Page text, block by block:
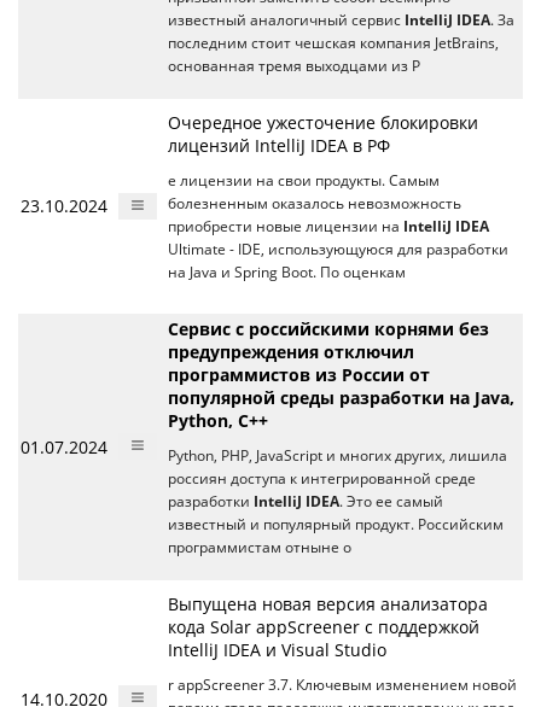
известный аналогичный сервис IntelliJ IDEA. За
последним стоит чешская компания JetBrains,
основанная тремя выходцами из Р
23.10.2024
Очередное ужесточение блокировки
лицензий IntelliJ IDEA в РФ
е лицензии на свои продукты. Самым
болезненным оказалось невозможность
приобрести новые лицензии на IntelliJ IDEA
Ultimate - IDE, использующуюся для разработки
на Java и Spring Boot. По оценкам
01.07.2024
Сервис с российскими корнями без
предупреждения отключил
программистов из России от
популярной среды разработки на Java,
Python, C++
Python, PHP, JavaScript и многих других, лишила
россиян доступа к интегрированной среде
разработки IntelliJ IDEA. Это ее самый
известный и популярный продукт. Российским
программистам отныне о
14.10.2020
Выпущена новая версия анализатора
кода Solar appScreener с поддержкой
IntelliJ IDEA и Visual Studio
r appScreener 3.7. Ключевым изменением новой